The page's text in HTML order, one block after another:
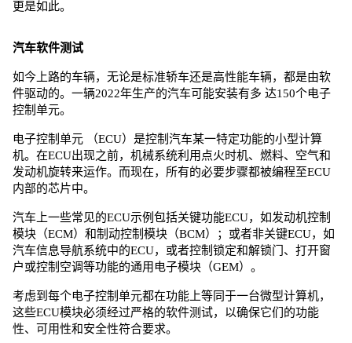
更是如此。
汽车软件测试
如今上路的车辆，无论是标准轿车还是高性能车辆，都是由软
件驱动的。一辆2022年生产的汽车可能安装有多 达150个电子
控制单元。
电子控制单元
（ECU）是控制汽车某一特定功能的小型计算
机。在ECU出现之前，机械系统利用点火时机、燃料、空气和
发动机旋转来运作。而现在，所有的必要步骤都被编程至ECU
内部的芯片中。
汽车上一些常见的ECU示例包括关键功能ECU，如发动机控制
模块（ECM）和制动控制模块（BCM）；或者非关键ECU，如
汽车信息导航系统中的ECU，或者控制锁定和解锁门、打开窗
户或控制空调等功能的通用电子模块（GEM）。
考虑到每个电子控制单元都在功能上等同于一台微型计算机，
这些ECU模块必须经过严格的软件测试，以确保它们的功能
性、可用性和安全性符合要求。